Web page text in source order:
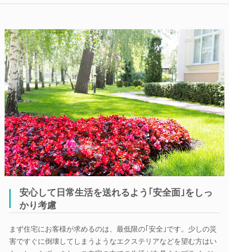
安心して日常生活を送れるよう｢安全面｣をしっ
かり考慮
まず住宅にお客様が求めるのは、最低限の｢安全｣です。少しの災
害ですぐに倒壊してしまうようなエクステリアなどを望む方はい